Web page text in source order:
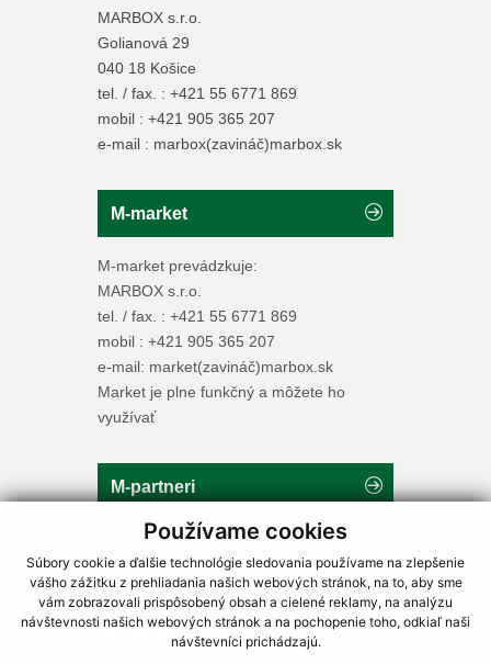
Používame cookies
Súbory cookie a ďalšie technológie sledovania používame na zlepšenie
vášho zážitku z prehliadania našich webových stránok, na to, aby sme
vám zobrazovali prispôsobený obsah a cielené reklamy, na analýzu
návštevnosti našich webových stránok a na pochopenie toho, odkiaľ naši
návštevníci prichádzajú.
MARBOX s.r.o.
Golianová 29
040 18 Košice
tel. / fax. : +421 55 6771 869
mobil : +421 905 365 207
e-mail : marbox(zavináč)marbox.sk
M-market
M-market prevádzkuje:
MARBOX s.r.o.
tel. / fax. : +421 55 6771 869
mobil : +421 905 365 207
e-mail: market(zavináč)marbox.sk
Market je plne funkčný a môžete ho
využívať
M-partneri
Marpol - služby pre vaše vchody.
Prokov - zámočnícke práce.
Cookies | OOÚ